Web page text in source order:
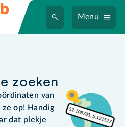
Menu
zoeken
van
op! Handig
dat plekje